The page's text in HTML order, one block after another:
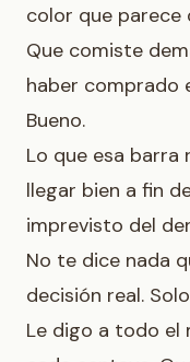
color que parece
Que comiste
haber comprado
Bueno.
Lo que esa barra
llegar bien a fin
imprevisto del
No te dice nada
decisión real.
Le digo a todo el